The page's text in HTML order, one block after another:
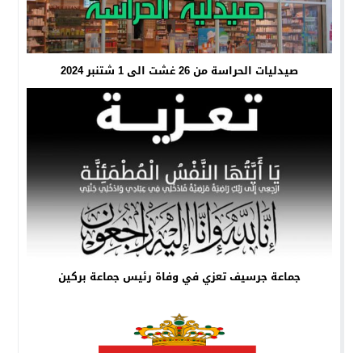
صيدليات الحراسة من 26 غشت الى 1 شتنبر 2024
جماعة جرسيف تعزي في وفاة رئيس جماعة بركين